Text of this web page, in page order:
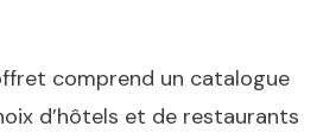
comprend un catalogue
d’hôtels et de restaurants